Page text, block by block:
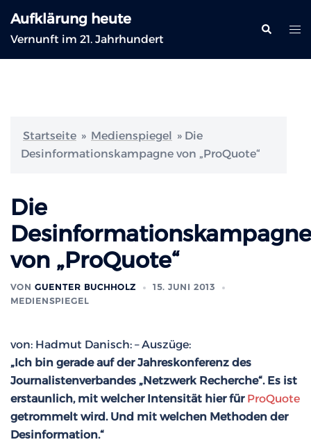
Inhalt
springen
Aufklärung heute
Vernunft im 21. Jahrhundert
Suche
Startseite » Medienspiegel » Die
Desinformationskampagne von „ProQuote“
Die
Desinformationskampagne
von „ProQuote“
VON GUENTER BUCHHOLZ
15. JUNI 2013
MEDIENSPIEGEL
von: Hadmut Danisch: – Auszüge:
„Ich bin gerade auf der Jahreskonferenz des
Journalistenverbandes „Netzwerk Recherche“. Es ist
erstaunlich, mit welcher Intensität hier für ProQuote
getrommelt wird. Und mit welchen Methoden der
Desinformation.“